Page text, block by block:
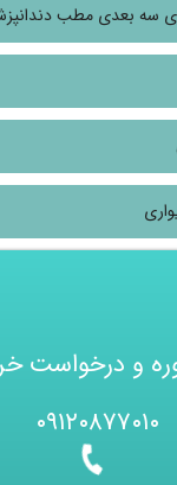
سه بعدی مطب
و درخواست
۰۹۱۲۰۸۷۷۰۱۰